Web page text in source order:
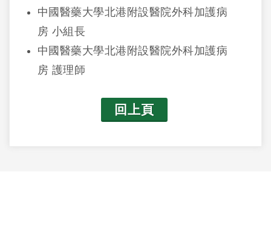
中國醫藥大學北港附設醫院外科加護病
房 小組長
中國醫藥大學北港附設醫院外科加護病
房 護理師
回上頁